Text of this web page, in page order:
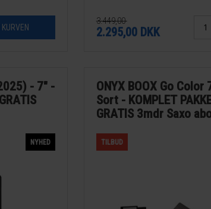
3.449,00
2.295,00 DKK
- 7" -
NYHED
ONYX BOOX Go
Sort - KOMPLET
GRATIS 3mdr Saxo
TILBUD